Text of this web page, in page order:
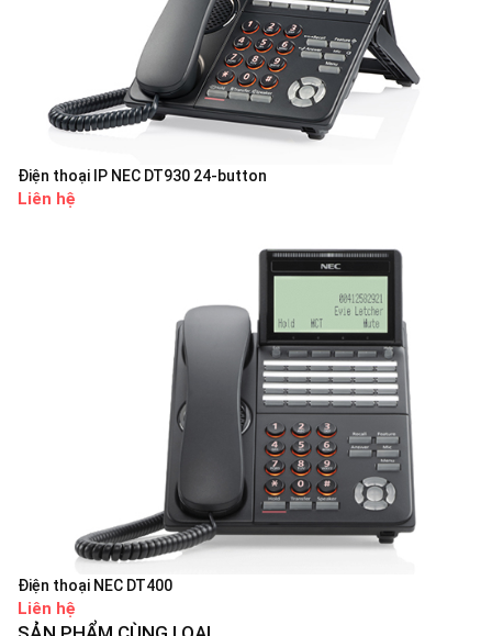
Điện thoại IP NEC DT930 24-button
Liên hệ
Điện thoại NEC DT400
Liên hệ